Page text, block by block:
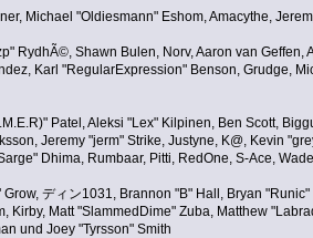
Michael "Oldiesmann" Eshom, Amacythe,
RydhÃ©, Shawn Bulen, Norv, Aaron van
Karl "RegularExpression" Benson, Grudge,
Patel, Aleksi "Lex" Kilpinen, Ben Scott,
Jeremy "jerm" Strike, Justyne, K@, Kevin
Dhima, Rumbaar, Pitti, RedOne, S-Ace,
ディン1031, Brannon "B" Hall, Bryan
Matt "SlammedDime" Zuba, Matthew
und Joey "Tyrsson" Smith